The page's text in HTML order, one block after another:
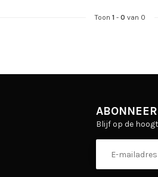
Toon 1- 0 van 0
Blijf op de